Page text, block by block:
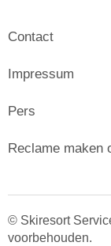
Contact
Impressum
Pers
Reclame maken
© Skiresort
voorbehouden.